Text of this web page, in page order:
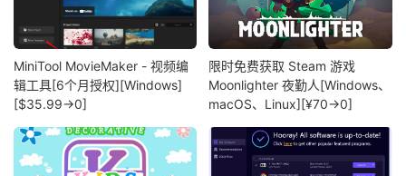
MiniTool MovieMaker - 视频编
辑工具[6个月授权][Windows]
[$35.99→0]
限时免费获取 Steam 游戏
Moonlighter 夜勤人[Windows、
macOS、Linux][¥70→0]